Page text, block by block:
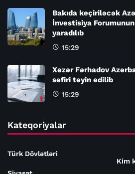
Bakıda keçiriləcək
İnvestisiya
yaradılıb
15:29
Xəzər Fərhadov
səfiri təyin edilib
15:29
Kateqoriyalar
Türk Dövlətləri
Kim